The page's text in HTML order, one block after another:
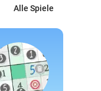
Alle Spiele